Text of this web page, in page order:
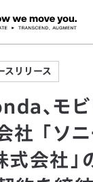
of Dreams
スリリース
、モビ
社 「ソニ
式会社」